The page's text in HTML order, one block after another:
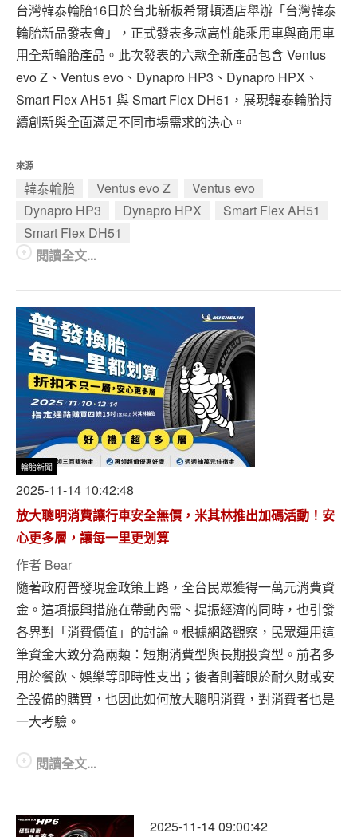
台灣韓泰輪胎16日於台北新板希爾頓酒店舉辦「台灣韓泰
輪胎新品發表會」，正式發表多款高性能乘用車與商用車
用全新輪胎產品。此次發表的六款全新產品包含 Ventus
evo Z、Ventus evo、Dynapro HP3、Dynapro HPX、
Smart Flex AH51 與 Smart Flex DH51，展現韓泰輪胎持
續創新與全面滿足不同市場需求的決心。
來源
韓泰輪胎 Ventus evo Z
Ventus evo
Dynapro HP3
Dynapro HPX
Smart Flex AH51
Smart Flex DH51
閱讀全文...
輪胎新聞
2025-11-14 10:42:48
放大聰明消費讓行車安全無價，米其林推出加碼活動！安
心更多層，讓每一里更划算
作者 Bear
隨著政府普發現金政策上路，全台民眾獲得一萬元消費資
金。這項振興措施在帶動內需、提振經濟的同時，也引發
各界對「消費價值」的討論。根據網路觀察，民眾運用這
筆資金大致分為兩類：短期消費型與長期投資型。前者多
用於餐飲、娛樂等即時性支出；後者則著眼於耐久財或安
全設備的購買，也因此如何放大聰明消費，對消費者也是
一大考驗。
閱讀全文...
2025-11-14 09:00:42